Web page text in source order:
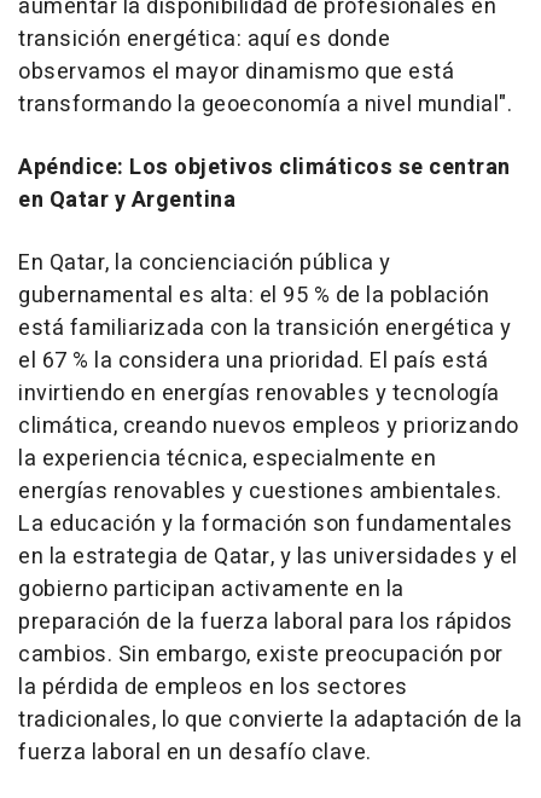
aumentar la disponibilidad de profesionales en
transición energética: aquí es donde
observamos el mayor dinamismo que está
transformando la geoeconomía a nivel mundial".
Apéndice: Los objetivos climáticos se centran
en Qatar y Argentina
En Qatar, la concienciación pública y
gubernamental es alta: el 95 % de la población
está familiarizada con la transición energética y
el 67 % la considera una prioridad. El país está
invirtiendo en energías renovables y tecnología
climática, creando nuevos empleos y priorizando
la experiencia técnica, especialmente en
energías renovables y cuestiones ambientales.
La educación y la formación son fundamentales
en la estrategia de Qatar, y las universidades y el
gobierno participan activamente en la
preparación de la fuerza laboral para los rápidos
cambios. Sin embargo, existe preocupación por
la pérdida de empleos en los sectores
tradicionales, lo que convierte la adaptación de la
fuerza laboral en un desafío clave.